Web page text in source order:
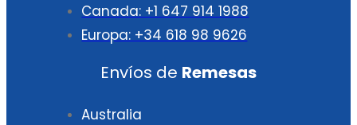
Canada: +1 647 914 1988
Europa: +34 618 98 9626
Envíos de Remesas
Australia